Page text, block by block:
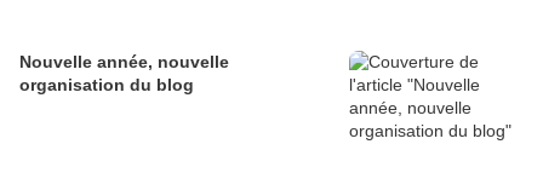
Nouvelle année, nouvelle
organisation du blog